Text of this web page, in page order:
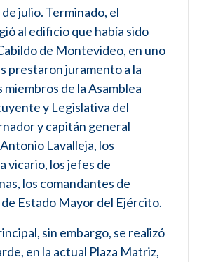
julio. Terminado, el
al edificio que había sido
de Montevideo, en uno
prestaron juramento a la
de la Asamblea
y Legislativa del
y capitán general
Lavalleja, los
vicario, los jefes de
los comandantes de
Estado Mayor del Ejército.
sin embargo, se realizó
en la actual Plaza Matriz,